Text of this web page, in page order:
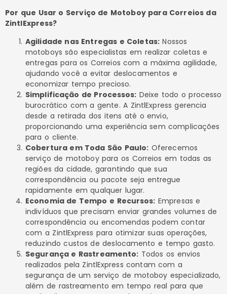
Por que Usar o Serviço de Motoboy para Correios da
ZintlExpress?
Agilidade nas Entregas e Coletas:Nossos
motoboys são especialistas em realizar coletas e
entregas para os Correios com a máxima agilidade,
ajudando você a evitar deslocamentos e
economizar tempo precioso.
Simplificação de Processos: Deixe todo o processo
burocrático com a gente. A ZintlExpress gerencia
desde a retirada dos itens até o envio,
proporcionando uma experiência sem complicações
para o cliente.
Cobertura em Toda São Paulo: Oferecemos
serviço de motoboy para os Correios em todas as
regiões da cidade, garantindo que sua
correspondência ou pacote seja entregue
rapidamente em qualquer lugar.
Economia de Tempo e Recursos: Empresas e
indivíduos que precisam enviar grandes volumes de
correspondência ou encomendas podem contar
com a ZintlExpress para otimizar suas operações,
reduzindo custos de deslocamento e tempo gasto.
Segurança e Rastreamento: Todos os envios
realizados pela ZintlExpress contam com a
segurança de um serviço de motoboy especializado,
além de rastreamento em tempo real para que